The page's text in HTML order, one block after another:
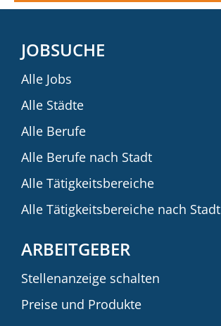
JOBSUCHE
Alle Jobs
Alle Städte
Alle Berufe
Alle Berufe nach Stadt
Alle Tätigkeitsbereiche
Alle Tätigkeitsbereiche nach Stadt
ARBEITGEBER
Stellenanzeige schalten
Preise und Produkte